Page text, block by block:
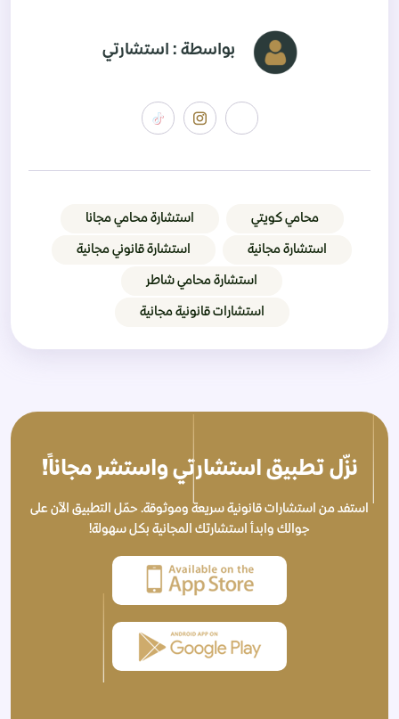
بواسطة : استشارتي
محامي كويتي استشارة محامي مجانا
استشارة مجانية استشارة قانوني مجانية
استشارة محامي شاطر
استشارات قانونية مجانية
نزّل تطبيق استشارتي واستشر مجاناً!
استفد من استشارات قانونية سريعة وموثوقة. حمّل التطبيق الآن على
جوالك وابدأ استشارتك المجانية بكل سهولة!